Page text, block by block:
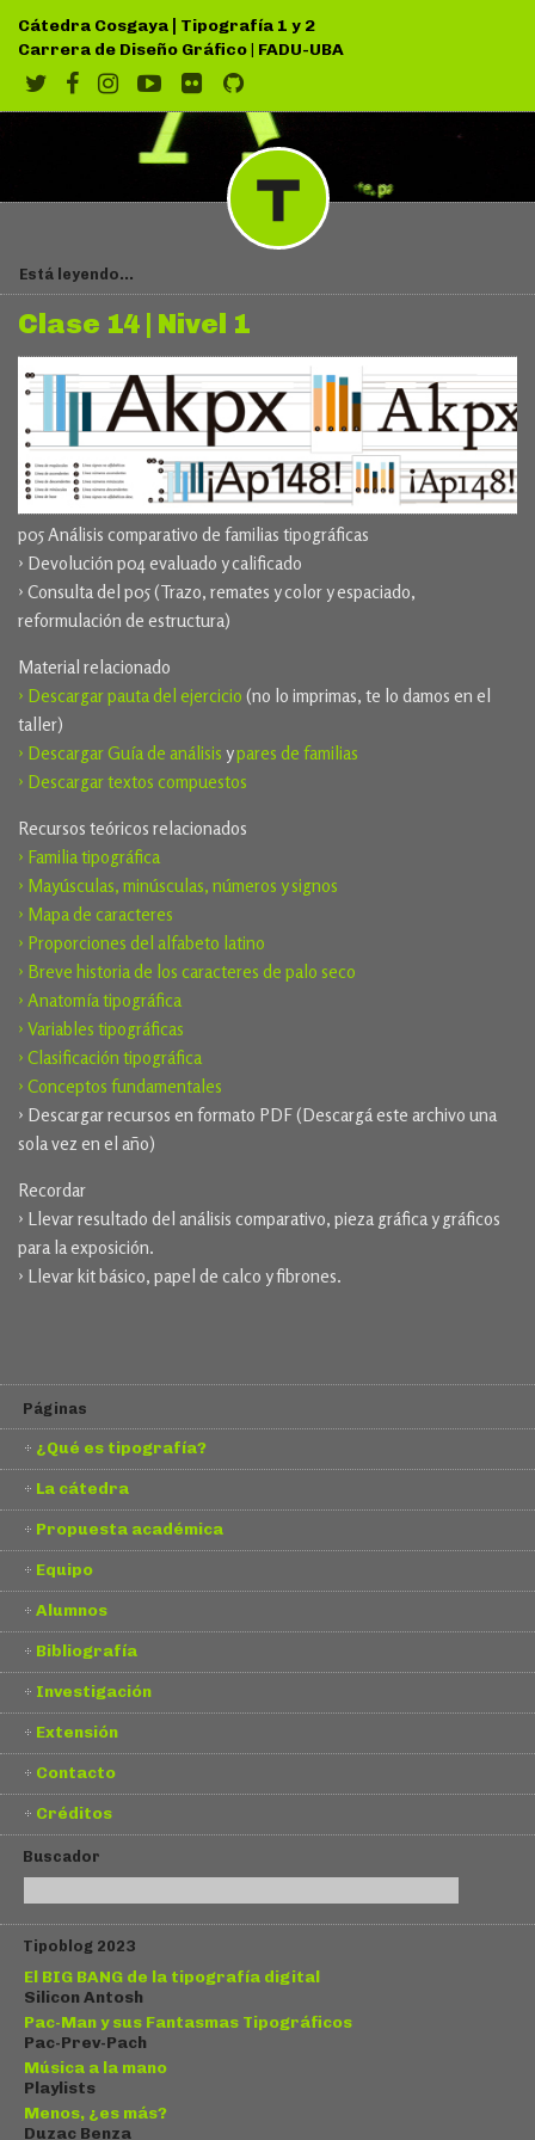
Cátedra Cosgaya | Tipografía 1 y 2
Carrera de Diseño Gráfico| FADU-UBA
Está leyendo...
Clase 14 | Nivel 1
p05 Análisis comparativo de familias tipográficas
› Devolución p04 evaluado y calificado
› Consulta del p05 (Trazo, remates y color y espaciado,
reformulación de estructura)
Material relacionado
› Descargar pauta del ejercicio (no lo imprimas, te lo damos en el
taller)
› Descargar Guía de análisis ypares de familias
› Descargar textos compuestos
Recursos teóricos relacionados
› Familia tipográfica
› Mayúsculas, minúsculas, números y signos
› Mapa de caracteres
› Proporciones del alfabeto latino
› Breve historia de los caracteres de palo seco
› Anatomía tipográfica
› Variables tipográficas
› Clasificación tipográfica
› Conceptos fundamentales
› Descargar recursos en formato PDF (Descargá este archivo una
sola vez en el año)
Recordar
› Llevar resultado del análisis comparativo, pieza gráfica y gráficos
para la exposición.
› Llevar kit básico, papel de calco y fibrones.
Páginas
¿Qué es tipografía?
La cátedra
Propuesta académica
Equipo
Alumnos
Bibliografía
Investigación
Extensión
Contacto
Créditos
Buscador
Tipoblog 2023
El BIG BANG de la tipografía digital
Silicon Antosh
Pac-Man y sus Fantasmas Tipográficos
Pac-Prev-Pach
Música a la mano
Playlists
Menos, ¿es más?
Duzac Benza